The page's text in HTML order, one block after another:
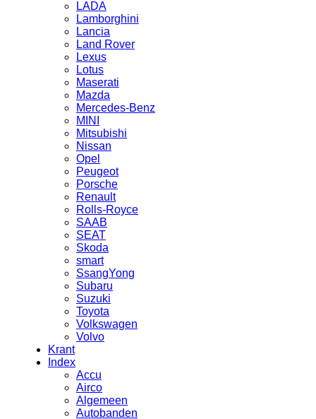
LADA
Lamborghini
Lancia
Land Rover
Lexus
Lotus
Maserati
Mazda
Mercedes-Benz
MINI
Mitsubishi
Nissan
Opel
Peugeot
Porsche
Renault
Rolls-Royce
SAAB
SEAT
Skoda
smart
SsangYong
Subaru
Suzuki
Toyota
Volkswagen
Volvo
Krant
Index
Accu
Airco
Algemeen
Autobanden